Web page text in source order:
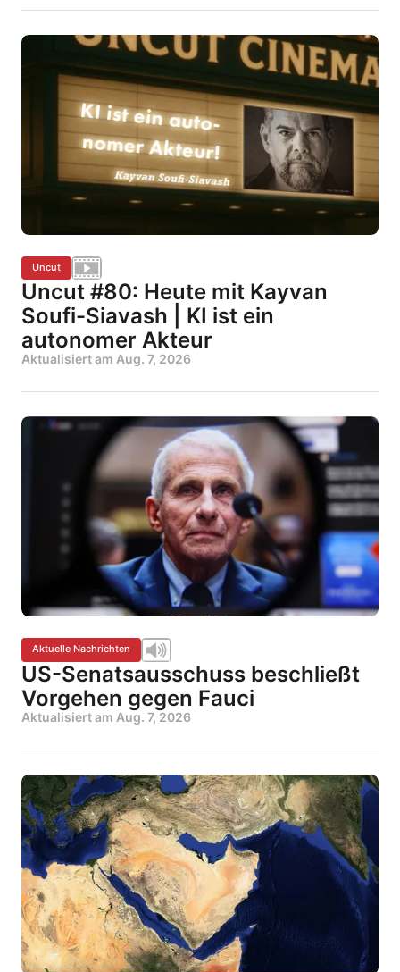
Uncut
Uncut #80: Heute mit Kayvan
Soufi-Siavash | KI ist ein
autonomer Akteur
Aktualisiert am Aug. 7, 2026
Aktuelle Nachrichten
US-Senatsausschuss beschließt
Vorgehen gegen Fauci
Aktualisiert am Aug. 7, 2026